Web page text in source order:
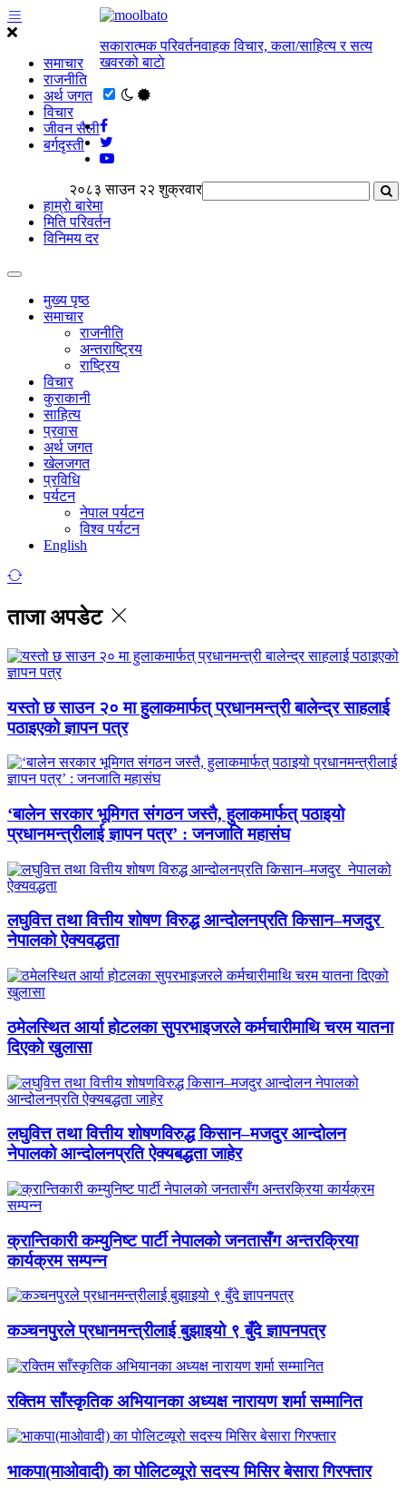
समाचार
राजनीति
अर्थ जगत
विचार
जीवन सैली
बर्गदृस्ती
सकारात्मक परिवर्तनवाहक विचार, कला/साहित्य र सत्य
खवरको बाटाे
२०८३ साउन २२ शुक्रवार
हाम्राे बारेमा
मिति परिवर्तन
विनिमय दर
मुख्य पृष्ठ
समाचार
राजनीति
अन्तराष्ट्रिय
राष्ट्रिय
विचार
कुराकानी
साहित्य
प्रवास
अर्थ जगत
खेलजगत
प्रविधि
पर्यटन
नेपाल पर्यटन
विश्व पर्यटन
English
ताजा अपडेट
यस्तो छ साउन २० मा हुलाकमार्फत् प्रधानमन्त्री बालेन्द्र साहलाई
पठाइएको ज्ञापन पत्र
‘बालेन सरकार भूमिगत संगठन जस्तै, हुलाकमार्फत् पठाइयो
प्रधानमन्त्रीलाई ज्ञापन पत्र’ : जनजाति महासंघ
लघुवित्त तथा वित्तीय शोषण विरुद्ध आन्दोलनप्रति किसान–मजदुर
नेपालको ऐक्यवद्धता
ठमेलस्थित आर्या होटलका सुपरभाइजरले कर्मचारीमाथि चरम यातना
दिएको खुलासा
लघुवित्त तथा वित्तीय शोषणविरुद्ध किसान–मजदुर आन्दोलन
नेपालको आन्दोलनप्रति ऐक्यबद्धता जाहेर
क्रान्तिकारी कम्युनिष्ट पार्टी नेपालको जनतासँग अन्तरक्रिया
कार्यक्रम सम्पन्न
कञ्चनपुरले प्रधानमन्त्रीलाई बुझाइयो ९ बुँदे ज्ञापनपत्र
रक्तिम साँस्कृतिक अभियानका अध्यक्ष नारायण शर्मा सम्मानित
भाकपा(माओवादी) का पोलिटव्यूरो सदस्य मिसिर बेसारा गिरफ्तार